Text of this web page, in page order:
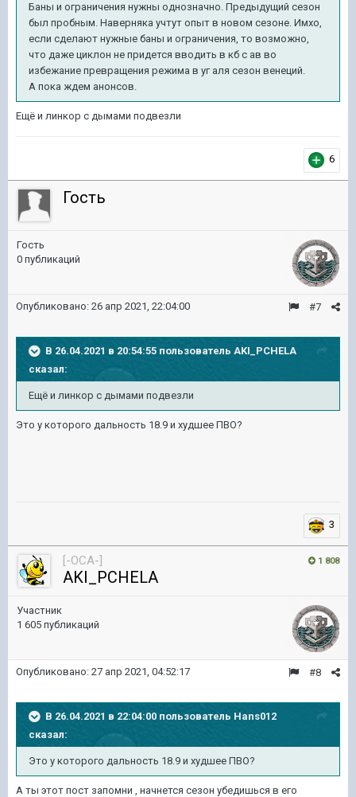
Баны и ограничения нужны однозначно. Предыдущий сезон
был пробным. Наверняка учтут опыт в новом сезоне. Имхо,
если сделают нужные баны и ограничения, то возможно,
что даже циклон не придется вводить в кб с ав во
избежание превращения режима в уг аля сезон венеций.
А пока ждем анонсов.
Ещё и линкор с дымами подвезли
6
Гость
Гость
0 публикаций
#7
Опубликовано: 26 апр 2021, 22:04:00
В 26.04.2021 в 20:54:55 пользователь AKI_PCHELA
сказал:
Ещё и линкор с дымами подвезли
Это у которого дальность 18.9 и худшее ПВО?
3
1 808
[-OCA-]
AKI_PCHELA
Участник
1 605 публикаций
#8
Опубликовано: 27 апр 2021, 04:52:17
В 26.04.2021 в 22:04:00 пользователь Hans012
сказал:
Это у которого дальность 18.9 и худшее ПВО?
А ты этот пост запомни , начнется сезон убедишься в его